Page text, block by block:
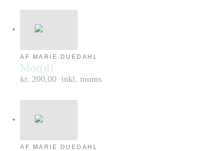
AF MARIE DUEDAHL
Mor(d)
kr. 200,00 inkl. moms
AF MARIE DUEDAHL